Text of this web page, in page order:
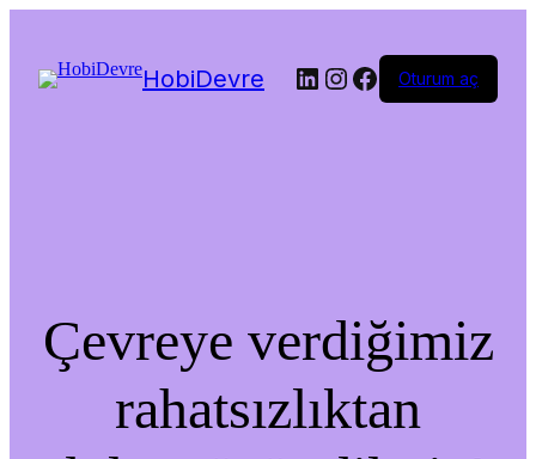
HobiDevre LinkedIn
Instagram
Facebook
Oturum aç
Çevreye verdiğimiz
rahatsızlıktan